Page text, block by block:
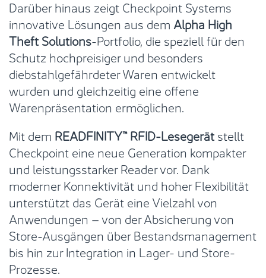
Darüber hinaus zeigt Checkpoint Systems
innovative Lösungen aus dem Alpha High
Theft Solutions-Portfolio, die speziell für den
Schutz hochpreisiger und besonders
diebstahlgefährdeter Waren entwickelt
wurden und gleichzeitig eine offene
Warenpräsentation ermöglichen.
Mit dem READFINITY™ RFID-Lesegerätstellt
Checkpoint eine neue Generation kompakter
und leistungsstarker Reader vor. Dank
moderner Konnektivität und hoher Flexibilität
unterstützt das Gerät eine Vielzahl von
Anwendungen – von der Absicherung von
Store-Ausgängen über Bestandsmanagement
bis hin zur Integration in Lager- und Store-
Prozesse.